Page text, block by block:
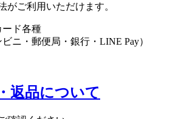
がご利用いただけます。
ード各種
ニ・郵便局・銀行・LINE Pay）
返品について